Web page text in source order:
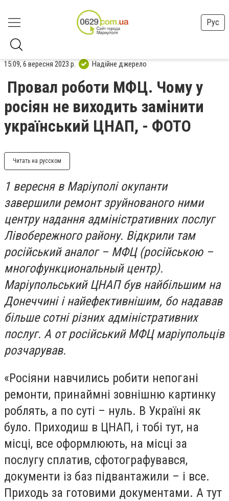
Рус
15:09, 6 вересня 2023 р. Надійне джерело
Провал роботи МФЦ. Чому у
росіян не виходить замінити
український ЦНАП, - ФОТО
Читать на русском
1 вересня в Маріуполі окупанти
завершили ремонт зруйнованого ними
центру надання адміністративних послуг
Лівобережного району. Відкрили там
російський аналог – МФЦ (російською –
многофункциональный центр).
Маріупольський ЦНАП був найбільшим на
Донеччині і найефективнішим, бо надавав
більше сотні різних адміністративних
послуг. А от російський МФЦ маріупольців
розчарував.
«Росіяни навчились робити непогані
ремонти, принаймні зовнішню картинку
роблять, а по суті – нуль. В Україні як
було. Приходиш в ЦНАП, і тобі тут, на
місці, все оформлюють, на місці за
послугу сплатив, сфотографувався,
документи із баз підвантажили – і все.
Приходь за готовими документами. А тут